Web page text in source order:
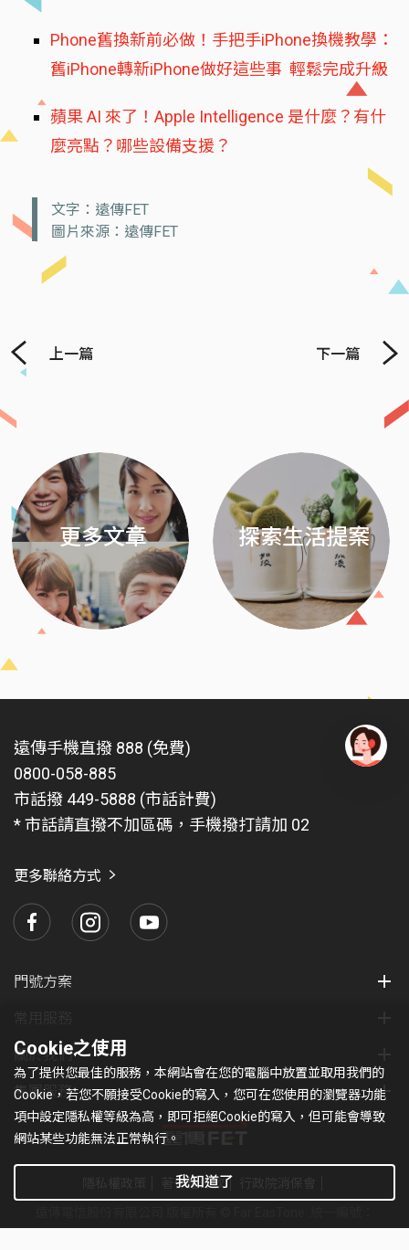
Phone舊換新前必做！手把手iPhone換機教學：
舊iPhone轉新iPhone做好這些事 輕鬆完成升級
蘋果 AI 來了！Apple Intelligence 是什麼？有什
麼亮點？哪些設備支援？
文字：遠傳FET
圖片來源：遠傳FET
上一篇 下一篇
更多文章 探索生活提案
Next
遠傳手機直撥 888 (免費)
0800-058-885
市話撥 449-5888 (市話計費)
* 市話請直撥不加區碼，手機撥打請加 02
更多聯絡方式
門號方案
關於我們
集團服務
著作權條款
Cookie之使用
為了提供您最佳的服務，本網站會在您的電腦中放置並取用我們的
Cookie，若您不願接受Cookie的寫入，您可在您使用的瀏覽器功能
項中設定隱私權等級為高，即可拒絕Cookie的寫入，但可能會導致
網站某些功能無法正常執行。
我知道了